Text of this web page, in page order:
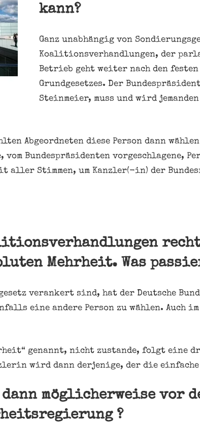
kann?
Ganz unabhängig von
Koalitionsverhandlungen, der
Betrieb geht weiter nach den festen
Grundgesetzes. Der
Steinmeier, muss und wird
Abgeordneten diese Person dann
Bundespräsidenten vorgeschlagene,
aller Stimmen, um Kanzler(-in) der
Mehrheit. Was
verankert sind, hat der Deutsche
eine andere Person zu wählen. Auch
genannt, nicht zustande, folgt eine
wird dann derjenige, der die
möglicherweise vor
?